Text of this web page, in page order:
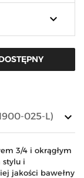
keyboard_arrow_down
keyboard_arrow_down
025-L)
3/4 i okrągłym
stylu i
jakości bawełny